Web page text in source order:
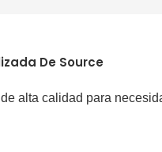
De Source
alta calidad para